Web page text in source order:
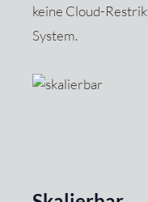
keine Cloud-
System.